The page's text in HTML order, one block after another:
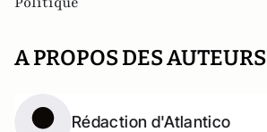
A PROPOS DES AUTEURS
Rédaction d'Atlantico